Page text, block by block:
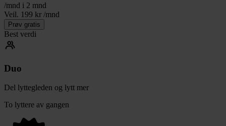
/mnd i 2 mnd
Veil. 199 kr /mnd
Prøv gratis
Best verdi
Duo
Del lyttegleden og lytt mer
To lyttere av gangen